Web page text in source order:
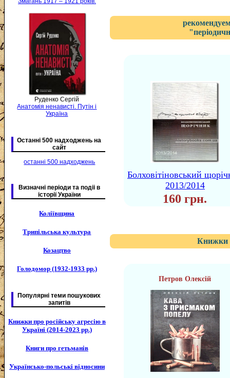
Руденко Сергій
Анатомія ненависті. Путін і
Україна
Останні 500 надходжень на
сайт
останні 500 надходжень
Визначні періоди та подіі в
історії України
Коліївщина
Трипільська культура
Козацтво
Голодомор (1932-1933 рр.)
Популярні теми пошукових
запитів
Книжки про російську агресію в
Україні (2014-2023 рр.)
Книги про гетьманів
Українсько-польські відносини
Болховітіновський
2013/2014
160 грн.
Книжки
Петров Олексій